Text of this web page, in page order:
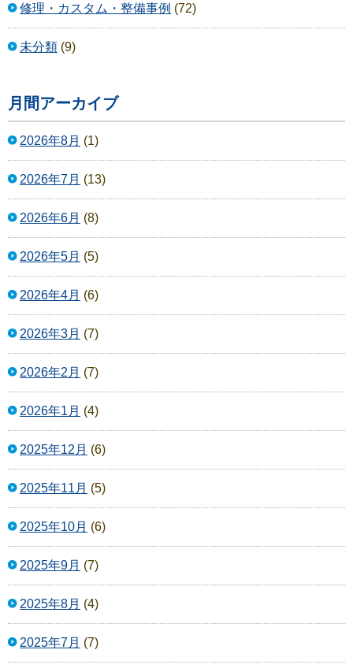
修理・カスタム・整備事例 (72)
未分類 (9)
月間アーカイブ
2026年8月 (1)
2026年7月 (13)
2026年6月 (8)
2026年5月 (5)
2026年4月 (6)
2026年3月 (7)
2026年2月 (7)
2026年1月 (4)
2025年12月 (6)
2025年11月 (5)
2025年10月 (6)
2025年9月 (7)
2025年8月 (4)
2025年7月 (7)